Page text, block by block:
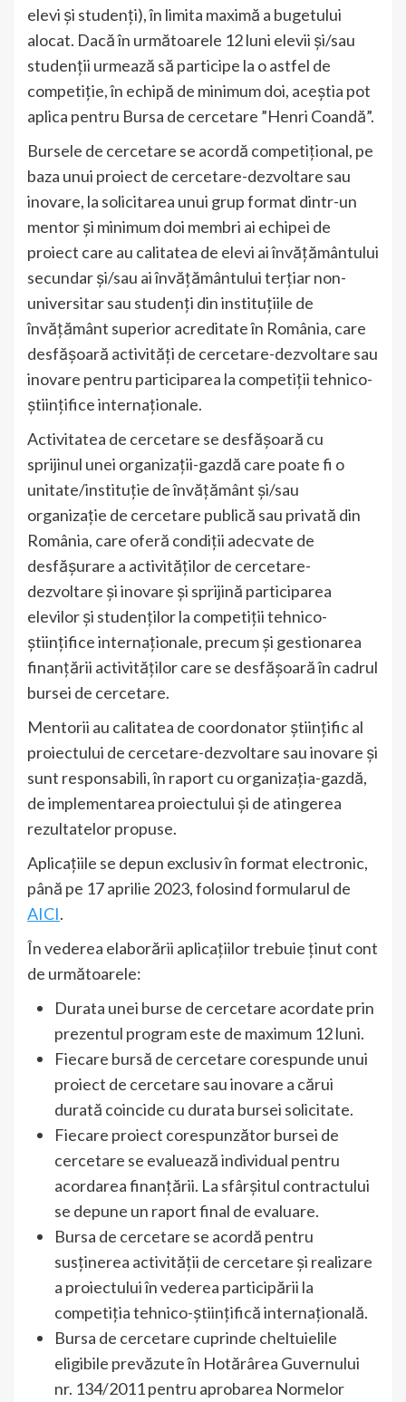
elevi și studenți), în limita maximă a bugetului
alocat. Dacă în următoarele 12 luni elevii și/sau
studenții urmează să participe la o astfel de
competiție, în echipă de minimum doi, aceștia pot
aplica pentru Bursa de cercetare ”Henri Coandă”.
Bursele de cercetare se acordă competițional, pe
baza unui proiect de cercetare-dezvoltare sau
inovare, la solicitarea unui grup format dintr-un
mentor și minimum doi membri ai echipei de
proiect care au calitatea de elevi ai învățământului
secundar și/sau ai învățământului terțiar non-
universitar sau studenți din instituțiile de
învățământ superior acreditate în România, care
desfășoară activități de cercetare-dezvoltare sau
inovare pentru participarea la competiții tehnico-
științifice internaționale.
Activitatea de cercetare se desfășoară cu
sprijinul unei organizații-gazdă care poate fi o
unitate/instituție de învățământ și/sau
organizație de cercetare publică sau privată din
România, care oferă condiții adecvate de
desfășurare a activităților de cercetare-
dezvoltare și inovare și sprijină participarea
elevilor și studenților la competiții tehnico-
științifice internaționale, precum și gestionarea
finanțării activităților care se desfășoară în cadrul
bursei de cercetare.
Mentorii au calitatea de coordonator științific al
proiectului de cercetare-dezvoltare sau inovare și
sunt responsabili, în raport cu organizația-gazdă,
de implementarea proiectului și de atingerea
rezultatelor propuse.
Aplicațiile se depun exclusiv în format electronic,
până pe 17 aprilie 2023, folosind formularul de
AICI.
În vederea elaborării aplicațiilor trebuie ținut cont
de următoarele:
Durata unei burse de cercetare acordate prin
prezentul program este de maximum 12 luni.
Fiecare bursă de cercetare corespunde unui
proiect de cercetare sau inovare a cărui
durată coincide cu durata bursei solicitate.
Fiecare proiect corespunzător bursei de
cercetare se evaluează individual pentru
acordarea finanțării. La sfârșitul contractului
se depune un raport final de evaluare.
Bursa de cercetare se acordă pentru
susținerea activității de cercetare și realizare
a proiectului în vederea participării la
competiția tehnico-științifică internațională.
Bursa de cercetare cuprinde cheltuielile
eligibile prevăzute în Hotărârea Guvernului
nr. 134/2011 pentru aprobarea Normelor